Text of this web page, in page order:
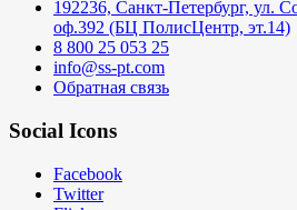
192236, Санкт-Петербург, ул.
оф.392 (БЦ ПолисЦентр, эт.14)
8 800 25 053 25
info@ss-pt.com
Обратная связь
Social Icons
Facebook
Twitter